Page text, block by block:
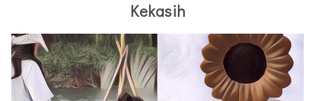
Kekasih